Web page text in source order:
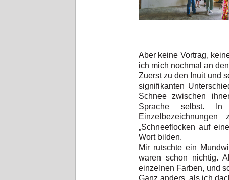
Aber keine Vortrag,
ich mich nochmal an
Zuerst zu den Inuit und
signifikanten
Schnee zwischen
Sprache selbst.
„Schneeflocken auf
Wort bilden.
Mir rutschte ein
waren schon nichtig.
einzelnen Farben, und
Ganz anders, als ich